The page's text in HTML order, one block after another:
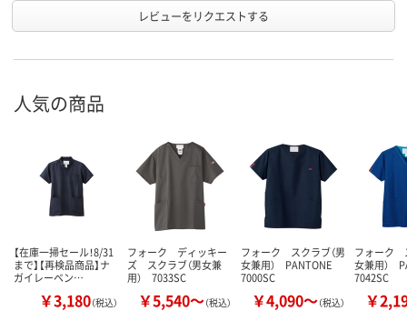
レビューをリクエストする
人気の商品
【在庫一掃セール！8/31
まで】【再検品商品】ナ
ガイレーベン…
￥3,180（税込）
フォーク ディッキー
ズ スクラブ（男女兼
用） 7033SC
￥5,540～（税込）
フォーク スクラブ（男
女兼用） PANTONE
7000SC
￥4,090～（税込）
フォーク
女兼用）
7042SC
￥